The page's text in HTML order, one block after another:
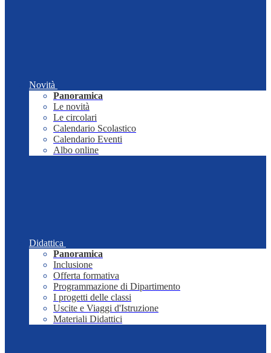
Novità
Panoramica
Le novità
Le circolari
Calendario Scolastico
Calendario Eventi
Albo online
Didattica
Panoramica
Inclusione
Offerta formativa
Programmazione di Dipartimento
I progetti delle classi
Uscite e Viaggi d'Istruzione
Materiali Didattici